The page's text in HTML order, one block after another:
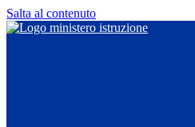
Salta al contenuto